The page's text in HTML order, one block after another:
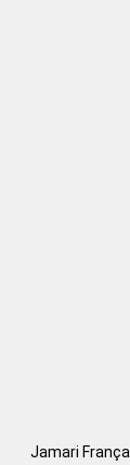
Jamari França